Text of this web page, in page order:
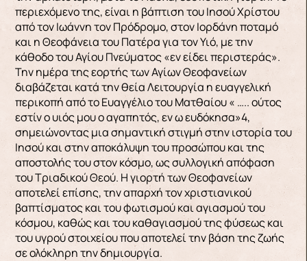
περιεχόμενο της, είναι η βάπτιση του Ιησού Χρίστου
από τον Ιωάννη τον Πρόδρομο, στον Ιορδάνη ποταμό
και η Θεοφάνεια του Πατέρα για τον Υιό, με την
κάθοδο του Αγίου Πνεύματος «εν είδει περιστεράς».
Την ημέρα της εορτής των Αγίων Θεοφανείων
διαβάζεται κατά την θεία Λειτουργία η ευαγγελική
περικοπή από το Ευαγγέλιο του Ματθαίου « ….. ούτος
εστίν ο υιός μου ο αγαπητός, εν ω ευδόκησα»4,
σημειώνοντας μια σημαντική στιγμή στην ιστορία του
Ιησού και στην αποκάλυψη του προσώπου και της
αποστολής του στον κόσμο, ως συλλογική απόφαση
του Τριαδικού Θεού. Η γιορτή των Θεοφανείων
αποτελεί επίσης, την απαρχή τον χριστιανικού
βαπτίσματος και του φωτισμού και αγιασμού του
κόσμου, καθώς και του καθαγιασμού της φύσεως και
του υγρού στοιχείου που αποτελεί την βάση της ζωής
σε ολόκληρη την δημιουργία.